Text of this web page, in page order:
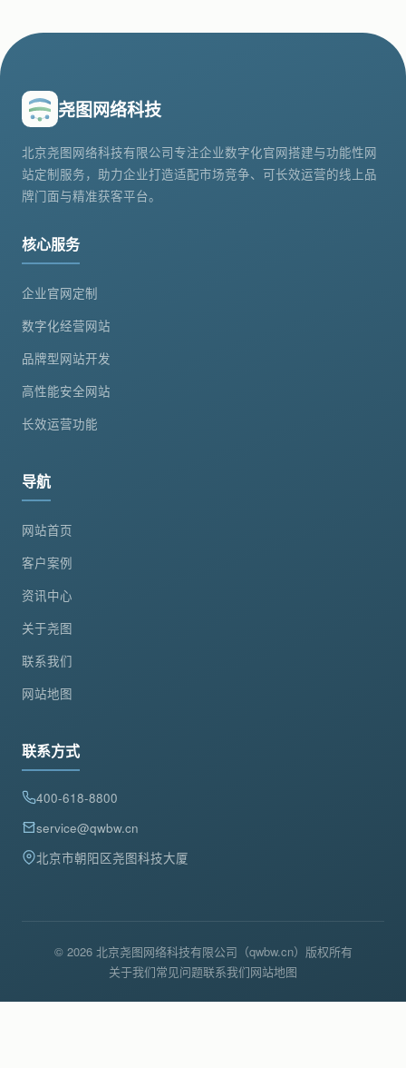
尧图网络科技
北京尧图网络科技有限公司专注企业数字化官网搭建与功能性网
站定制服务，助力企业打造适配市场竞争、可长效运营的线上品
牌门面与精准获客平台。
核心服务
企业官网定制
数字化经营网站
品牌型网站开发
高性能安全网站
长效运营功能
导航
网站首页
客户案例
资讯中心
关于尧图
联系我们
网站地图
联系方式
400-618-8800
service@qwbw.cn
北京市朝阳区尧图科技大厦
© 2026 北京尧图网络科技有限公司（qwbw.cn）版权所有
关于我们常见问题联系我们网站地图